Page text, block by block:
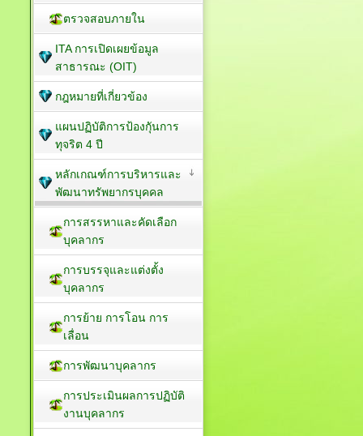
ตรวจสอบภายใน
ITA การเปิดเผยข้อมูล
สาธารณะ (OIT)
กฎหมายที่เกี่ยวข้อง
แผนปฏิบัติการป้องกัุนการ
ทุจริต 4 ปี
หลักเกณฑ์การบริหารและ
พัฒนาทรัพยากรบุคคล
การสรรหาและคัดเลือก
บุคลากร
การบรรจุและแต่งตั้ง
บุคลากร
การย้าย การโอน การ
เลื่อน
การพัฒนาบุคลากร
การประเมินผลการปฏิบัติ
งานบุคลากร